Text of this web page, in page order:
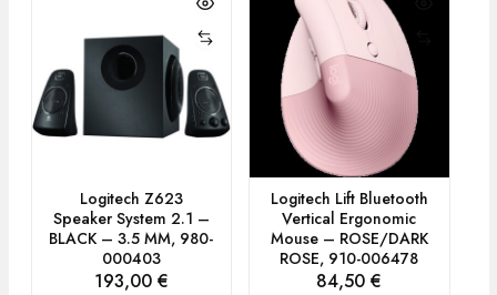
Logitech Z623
Speaker System 2.1 –
BLACK – 3.5 MM, 980-
000403
193,00 €
Logitech Lift Bluetooth
Vertical Ergonomic
Mouse – ROSE/DARK
ROSE, 910-006478
84,50€